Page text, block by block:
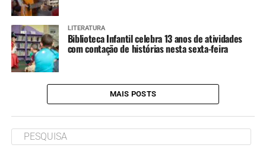
LITERATURA
Biblioteca Infantil celebra 13 anos de atividades
com contação de histórias nesta sexta-feira
MAIS POSTS